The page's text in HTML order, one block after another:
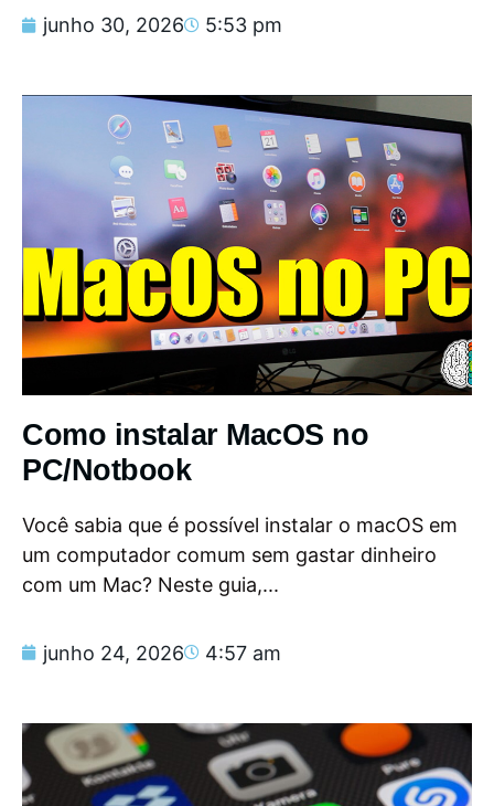
junho 30, 2026 5:53 pm
Como instalar MacOS no
PC/Notbook
Você sabia que é possível instalar o macOS em
um computador comum sem gastar dinheiro
com um Mac? Neste guia,...
junho 24, 2026 4:57 am